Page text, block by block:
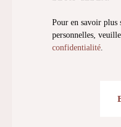
Pour en savoir plus
personnelles,
confidentialité